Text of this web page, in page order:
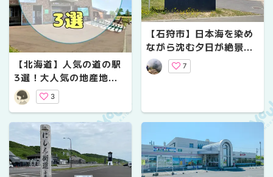
【北海道】人気の道の駅
3選！大人気の地産地消
グルメや名物・特産品、
周辺の絶景も楽しもう！
3
【石狩市】日本海を染め
ながら沈む夕日が絶景！
「道の駅 石狩あいろーど
厚田」のおすすめグルメ
7